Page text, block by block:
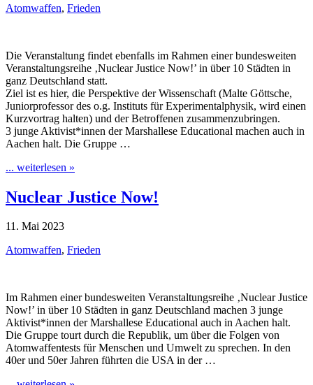
Atomwaffen, Frieden
Die Veranstaltung findet ebenfalls im Rahmen einer bundesweiten
Veranstaltungsreihe ‚Nuclear Justice Now!’ in über 10 Städten in
ganz Deutschland statt.
Ziel ist es hier, die Perspektive der Wissenschaft (Malte Göttsche,
Juniorprofessor des o.g. Instituts für Experimentalphysik, wird einen
Kurzvortrag halten) und der Betroffenen zusammenzubringen.
3 junge Aktivist*innen der Marshallese Educational machen auch in
Aachen halt. Die Gruppe …
... weiterlesen »
Nuclear Justice Now!
11. Mai 2023
Atomwaffen, Frieden
Im Rahmen einer bundesweiten Veranstaltungsreihe ‚Nuclear Justice
Now!’ in über 10 Städten in ganz Deutschland machen 3 junge
Aktivist*innen der Marshallese Educational auch in Aachen halt.
Die Gruppe tourt durch die Republik, um über die Folgen von
Atomwaffentests für Menschen und Umwelt zu sprechen. In den
40er und 50er Jahren führten die USA in der …